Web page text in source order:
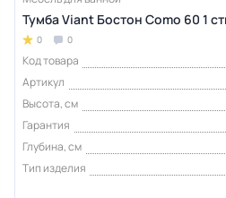
Тумба Viant Бостон Como 60 1
0 0
Код товара
Артикул
Высота, см
Гарантия
Глубина, см
Тип изделия